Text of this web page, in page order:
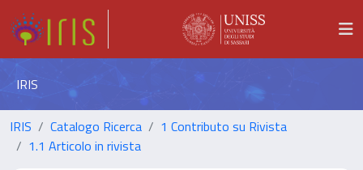
IRIS
IRIS Catalogo Ricerca
1 Contributo su Rivista
1.1 Articolo in rivista